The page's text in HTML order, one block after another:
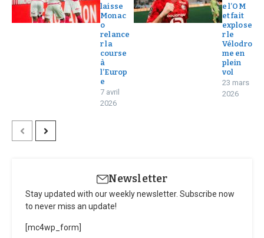
laisse
Monac
o
relance
r la
course
à
l’Europ
e
7 avril
2026
e l’OM
et fait
explose
r le
Vélodro
me en
plein
vol
23 mars
2026
Newsletter
Stay updated with our weekly newsletter. Subscribe now
to never miss an update!
[mc4wp_form]